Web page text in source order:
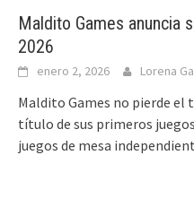
Maldito Games anuncia
2026
enero 2, 2026 Lorena
Maldito Games no pierde el
título de sus primeros
juegos de mesa